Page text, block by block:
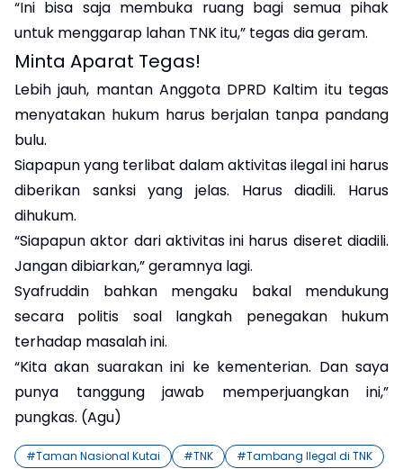
“Ini bisa saja membuka ruang bagi semua pihak
untuk menggarap lahan TNK itu,” tegas dia geram.
‎Minta Aparat Tegas!
‎Lebih jauh, mantan Anggota DPRD Kaltim itu tegas
menyatakan hukum harus berjalan tanpa pandang
bulu.
Siapapun yang terlibat dalam aktivitas ilegal ini harus
diberikan sanksi yang jelas. Harus diadili. Harus
dihukum.
‎“Siapapun aktor dari aktivitas ini harus diseret diadili.
Jangan dibiarkan,” geramnya lagi.
Syafruddin bahkan mengaku bakal mendukung
secara politis soal langkah penegakan hukum
terhadap masalah ini.
‎“Kita akan suarakan ini ke kementerian. Dan saya
punya tanggung jawab memperjuangkan ini,”
pungkas. (Agu)
#Taman Nasional Kutai #TNK #Tambang Ilegal di TNK